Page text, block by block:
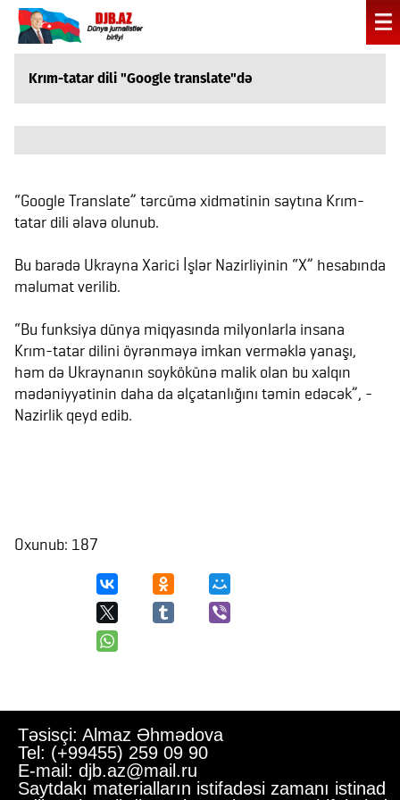
Krım-tatar dili "Google translate"də
“Google Translate” tərcümə xidmətinin saytına Krım-
tatar dili əlavə olunub.
Bu barədə Ukrayna Xarici İşlər Nazirliyinin “X” hesabında
məlumat verilib.
“Bu funksiya dünya miqyasında milyonlarla insana
Krım-tatar dilini öyrənməyə imkan verməklə yanaşı,
həm də Ukraynanın soykökünə malik olan bu xalqın
mədəniyyətinin daha da əlçatanlığını təmin edəcək”, -
Nazirlik qeyd edib.
Oxunub: 187
Təsisçi: Almaz Əhmədova
Tel: (+99455) 259 09 90
E-mail: djb.az@mail.ru
Saytdakı materialların istifadəsi zamanı istinad